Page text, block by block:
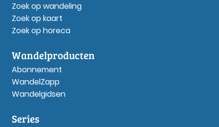
Zoek op wandeling
Zoek op kaart
Zoek op horeca
Wandelproducten
Abonnement
WandelZapp
Wandelgidsen
Series